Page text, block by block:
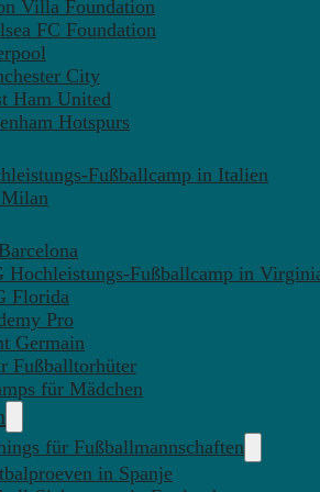
Villa Foundation
FC Foundation
City
Ham United
Hotspurs
Fußballcamp in Italien
Hochleistungs-Fußballcamp in
Florida
Pro
Germain
Fußballtorhüter
für Mädchen
für Fußballmannschaften
in Spanje